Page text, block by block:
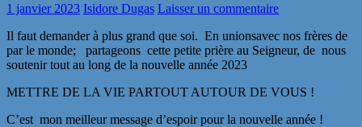
1 janvier 2023 Isidore Dugas Laisser un commentaire
Il faut demander à plus grand que soi. En unionsavec nos frères de
par le monde; partageons cette petite prière au Seigneur, de nous
soutenir tout au long de la nouvelle année 2023
METTRE DE LA VIE PARTOUT AUTOUR DE VOUS !
C’est mon meilleur message d’espoir pour la nouvelle année !